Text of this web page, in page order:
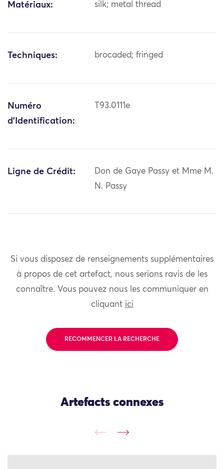
Matériaux: silk; metal thread
Techniques: brocaded; fringed
Numéro
d'Identification:
T93.0111e
Ligne de Crédit:
Don de Gaye Passy et Mme M.
N. Passy
Si vous disposez de renseignements supplémentaires
à propos de cet artefact, nous serions ravis de les
connaître. Vous pouvez nous les communiquer en
cliquant ici
RECOMMENCER LA RECHERCHE
Artefacts connexes